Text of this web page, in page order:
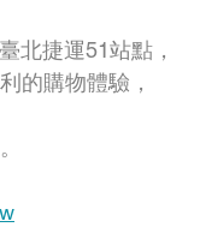
北捷運51站點，
的購物體驗，